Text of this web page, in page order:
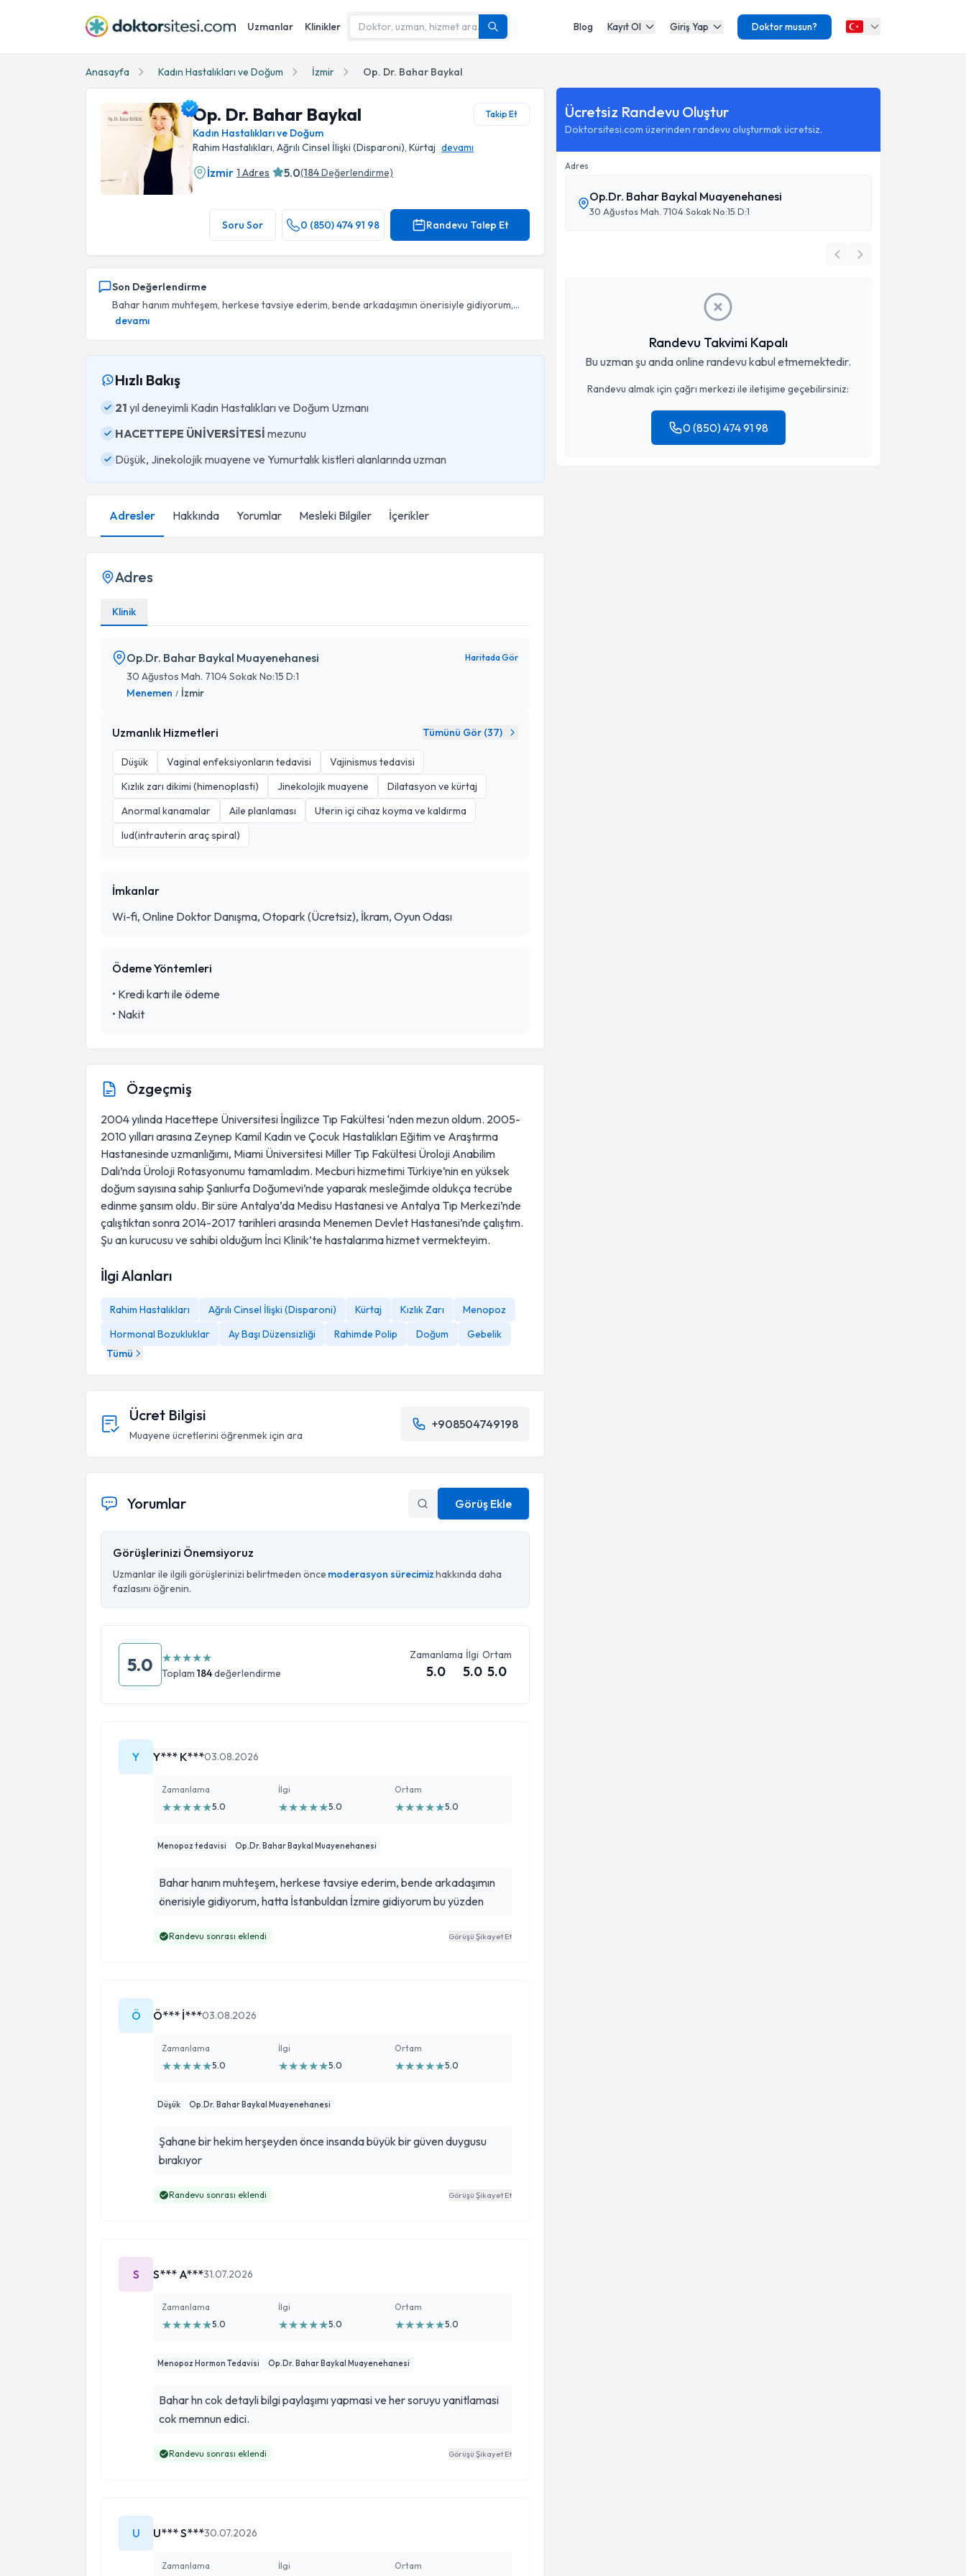
Uzmanlar Klinikler Blog Kayıt Ol Giriş Yap Doktor musun?
Anasayfa Kadın Hastalıkları ve Doğum İzmir Op. Dr. Bahar Baykal
Op. Dr. Bahar Baykal Takip Et
Kadın Hastalıkları ve Doğum
Rahim Hastalıkları, Ağrılı Cinsel İlişki (Disparoni), Kürtaj devamı
İzmir 1 Adres 5.0(184Değerlendirme)
Soru Sor 0 (850) 474 91 98 Randevu Talep Et
Son Değerlendirme
Bahar hanım muhteşem, herkese tavsiye ederim, bende arkadaşımın önerisiyle gidiyorum,...
devamı
Hızlı Bakış
21 yıl deneyimli Kadın Hastalıkları ve Doğum Uzmanı
HACETTEPE ÜNİVERSİTESİ mezunu
Düşük, Jinekolojik muayene ve Yumurtalık kistleri alanlarında uzman
Adresler Hakkında Yorumlar Mesleki Bilgiler İçerikler
Adres
Klinik
Op.Dr. Bahar Baykal Muayenehanesi Haritada Gör
30 Ağustos Mah. 7104 Sokak No:15 D:1
Menemen / İzmir
Uzmanlık Hizmetleri Tümünü Gör (37)
Düşük Vaginal enfeksiyonların tedavisi
Vajinismus tedavisi
Kızlık zarı dikimi (himenoplasti)
Jinekolojik muayene
Dilatasyon ve kürtaj
Anormal kanamalar
Aile planlaması
Uterin içi cihaz koyma ve kaldırma
Iud(intrauterin araç spiral)
İmkanlar
Wi-fi, Online Doktor Danışma, Otopark (Ücretsiz), İkram, Oyun Odası
Ödeme Yöntemleri
• Kredi kartı ile ödeme
• Nakit
Özgeçmiş
2004 yılında Hacettepe Üniversitesi İngilizce Tıp Fakültesi ‘nden mezun oldum. 2005-
2010 yılları arasına Zeynep Kamil Kadın ve Çocuk Hastalıkları Eğitim ve Araştırma
Hastanesinde uzmanlığımı, Miami Üniversitesi Miller Tıp Fakültesi Üroloji Anabilim
Dalı’nda Üroloji Rotasyonumu tamamladım. Mecburi hizmetimi Türkiye’nin en yüksek
doğum sayısına sahip Şanlıurfa Doğumevi’nde yaparak mesleğimde oldukça tecrübe
edinme şansım oldu. Bir süre Antalya’da Medisu Hastanesi ve Antalya Tıp Merkezi’nde
çalıştıktan sonra 2014-2017 tarihleri arasında Menemen Devlet Hastanesi’nde çalıştım.
Şu an kurucusu ve sahibi olduğum İnci Klinik’te hastalarıma hizmet vermekteyim.
İlgi Alanları
Rahim Hastalıkları Ağrılı Cinsel İlişki (Disparoni) Kürtaj Kızlık Zarı
Menopoz
Hormonal Bozukluklar
Ay Başı Düzensizliği Rahimde Polip Doğum
Gebelik
Tümü
Ücret Bilgisi
Muayene ücretlerini öğrenmek için ara
+908504749198
Yorumlar Görüş Ekle
Görüşlerinizi Önemsiyoruz
Uzmanlar ile ilgili görüşlerinizi belirtmeden önce moderasyon sürecimizhakkında daha
fazlasını öğrenin.
5.0 ★★★★★
Toplam 184değerlendirme
Zamanlama
5.0
İlgi
5.0
Ortam
5.0
Y Y*** K***03.08.2026
Zamanlama
★★★★★5.0
İlgi
★★★★★5.0
Ortam
★★★★★5.0
Menopoz tedavisi Op.Dr. Bahar Baykal Muayenehanesi
Bahar hanım muhteşem, herkese tavsiye ederim, bende arkadaşımın
önerisiyle gidiyorum, hatta İstanbuldan İzmire gidiyorum bu yüzden
Randevu sonrası eklendi Görüşü Şikayet Et
Ö Ö*** İ***03.08.2026
Zamanlama
★★★★★5.0
İlgi
★★★★★5.0
Ortam
★★★★★5.0
Düşük Op.Dr. Bahar Baykal Muayenehanesi
Şahane bir hekim herşeyden önce insanda büyük bir güven duygusu
bırakıyor
Randevu sonrası eklendi Görüşü Şikayet Et
S S*** A***31.07.2026
Zamanlama
★★★★★5.0
İlgi
★★★★★5.0
Ortam
★★★★★5.0
Menopoz Hormon Tedavisi Op.Dr. Bahar Baykal Muayenehanesi
Bahar hn cok detayli bilgi paylaşımı yapmasi ve her soruyu yanitlamasi
cok memnun edici.
Randevu sonrası eklendi Görüşü Şikayet Et
U U*** S***30.07.2026
Zamanlama İlgi Ortam
Ücretsiz Randevu Oluştur
Doktorsitesi.com üzerinden randevu oluşturmak ücretsiz.
Adres
Op.Dr. Bahar Baykal Muayenehanesi
30 Ağustos Mah. 7104 Sokak No:15 D:1
Randevu Takvimi Kapalı
Bu uzman şu anda online randevu kabul etmemektedir.
Randevu almak için çağrı merkezi ile iletişime geçebilirsiniz:
0 (850) 474 91 98